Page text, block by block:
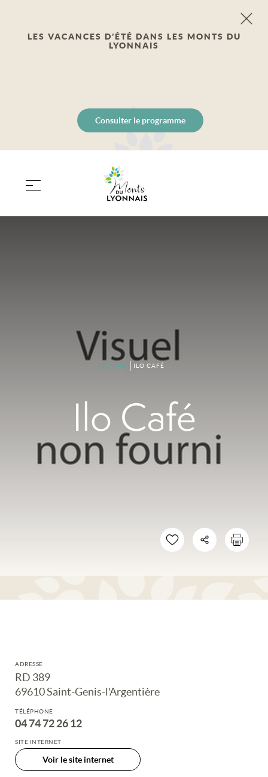
LES VACANCES D’ÉTÉ DANS LES MONTS DU
LYONNAIS
Consulter le programme
ACCUEIL ILO CAFÉ
Ilo Café
ADRESSE
RD 389
69610 Saint-Genis-l'Argentière
TÉLÉPHONE
04 74 72 26 12
SITE INTERNET
Voir le site internet